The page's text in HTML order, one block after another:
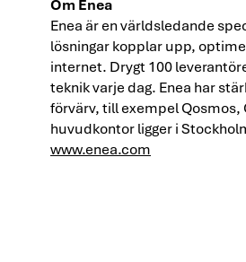
Om Enea
Enea är en världsledande
lösningar kopplar upp,
internet. Drygt 100
teknik varje dag. Enea har
förvärv, till exempel
huvudkontor ligger i
www.enea.com